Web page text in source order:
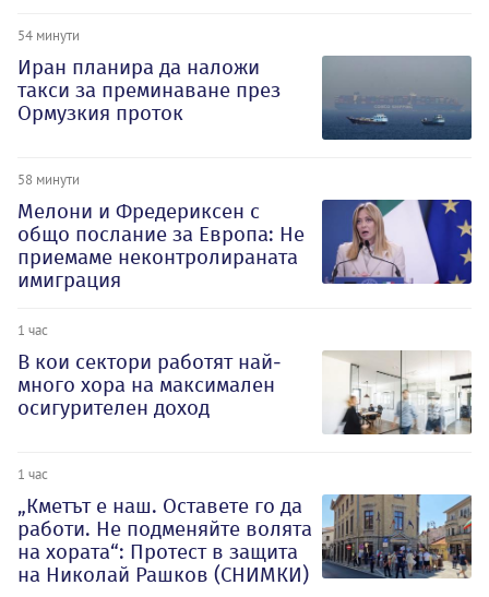
54 минути
Иран планира да наложи
такси за преминаване през
Ормузкия проток
58 минути
Мелони и Фредериксен с
общо послание за Европа: Не
приемаме неконтролираната
имиграция
1 час
В кои сектори работят най-
много хора на максимален
осигурителен доход
1 час
„Кметът е наш. Оставете го да
работи. Не подменяйте волята
на хората“: Протест в защита
на Николай Рашков (СНИМКИ)